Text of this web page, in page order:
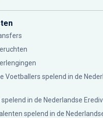
Voetballers spelend in de
in de Nederlandse
spelend in de